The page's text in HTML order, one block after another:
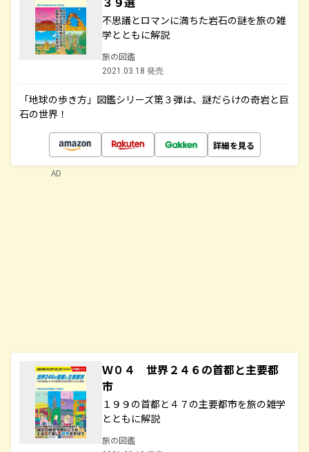
不思議とロマンに満ちた岩石の謎を旅の雑
学とともに解説
旅の図鑑
2021.03.18 発売
「地球の歩き方」図鑑シリーズ第３弾は、謎だらけの奇岩と巨
石の世界！
詳細を見る
Ｗ０４ 世界２４６の首都と主要都
市
１９９の首都と４７の主要都市を旅の雑学
とともに解説
旅の図鑑
AD